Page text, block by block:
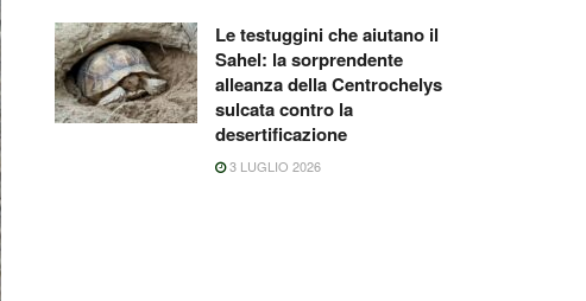
Le testuggini che aiutano il
Sahel: la sorprendente
alleanza della Centrochelys
sulcata contro la
desertificazione
3 LUGLIO 2026